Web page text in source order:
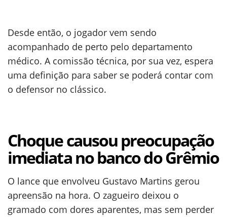
Desde então, o jogador vem sendo
acompanhado de perto pelo departamento
médico. A comissão técnica, por sua vez, espera
uma definição para saber se poderá contar com
o defensor no clássico.
Choque causou preocupação
imediata no banco do Grêmio
O lance que envolveu Gustavo Martins gerou
apreensão na hora. O zagueiro deixou o
gramado com dores aparentes, mas sem perder